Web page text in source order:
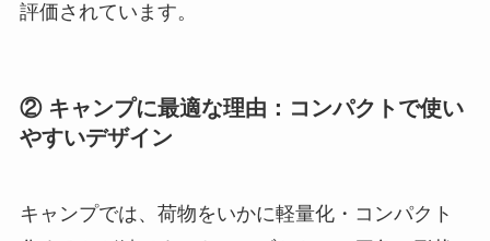
評価されています。
② キャンプに最適な理由：コンパクトで使い
やすいデザイン
キャンプでは、荷物をいかに軽量化・コンパクト